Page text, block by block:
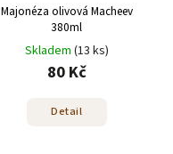
Majonéza olivová Macheev
380ml
Skladem (13 ks)
80 Kč
Detail